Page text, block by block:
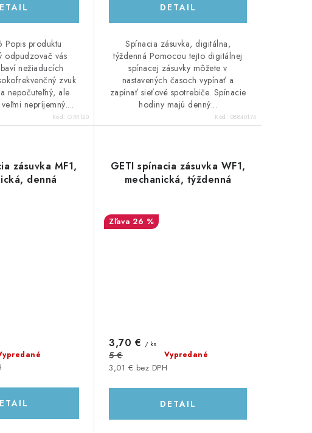
produktu
odpudzovač vás
nežiaducích
zvuk
nepočuteľný, ale
nepríjemný....
Kód:GRR120
DETAIL
Spínacia zásuvka, digitálna,
týždenná Pomocou tejto digitálnej
spínacej zásuvky môžete v
nastavených časoch vypínať a
zapínať sieťové spotrebiče. Spínacie
hodiny majú denný...
Kód: 08840174
zásuvka MF1,
denná
GETI spínacia zásuvka WF1,
mechanická, týždenná
26 %
Vypredané
3,01 € bez DPH
3,70 € / ks
5 €
DETAIL